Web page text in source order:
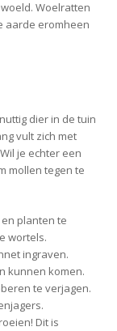
Woelratten
aarde eromheen
dier in de tuin
vult zich met
je echter een
mollen tegen te
planten te
wortels.
ingraven.
kunnen komen.
te verjagen.
Dit is